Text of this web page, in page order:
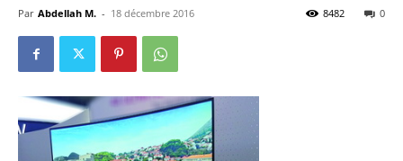
Par Abdellah M. - 18 décembre 2016 0
8482